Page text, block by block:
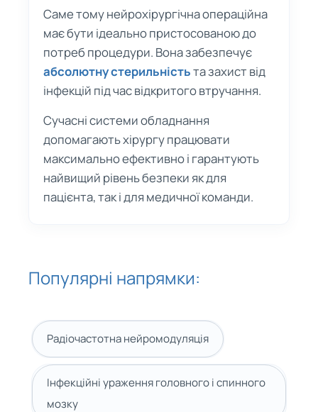
Саме тому нейрохірургічна операційна
має бути ідеально пристосованою до
потреб процедури. Вона забезпечує
абсолютну стерильністьта захист від
інфекцій під час відкритого втручання.
Сучасні системи обладнання
допомагають хірургу працювати
максимально ефективно і гарантують
найвищий рівень безпеки як для
пацієнта, так і для медичної команди.
Популярні напрямки:
Радіочастотна нейромодуляція
Інфекційні ураження головного і спинного
мозку